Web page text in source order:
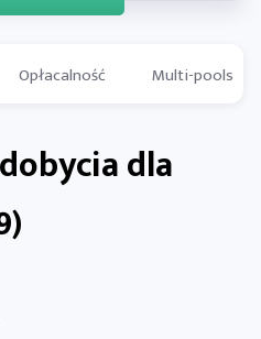
Opłacalność Multi-pools
dla